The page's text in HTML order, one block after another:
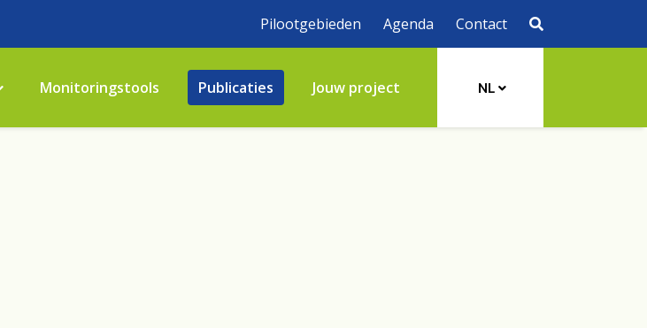
Pilootgebieden Agenda Contact
Monitoringstools Publicaties Jouw project NL